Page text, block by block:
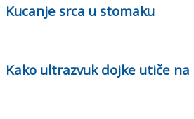
Kucanje srca u stomaku
Kako ultrazvuk dojke utiče